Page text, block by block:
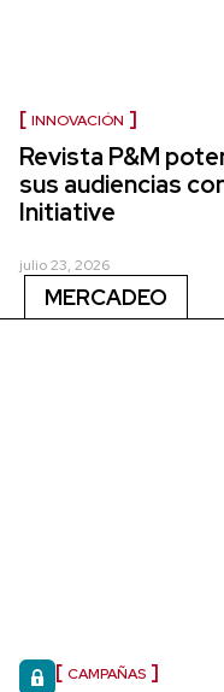
INNOVACIÓN
Revista P&M
sus audiencias
Initiative
julio 23, 2026
MERCADEO
CAMPAÑAS